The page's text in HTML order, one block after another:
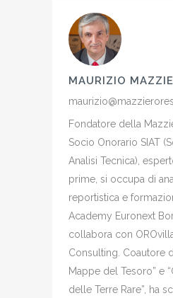
MAURIZIO
Fondatore della
Socio Onorario SIAT
Analisi Tecnica),
prime, si occupa di
reportistica e
Academy Euronext
collabora con
Consulting. Coautore
Mappe del Tesoro” e
delle Terre Rare”, ha